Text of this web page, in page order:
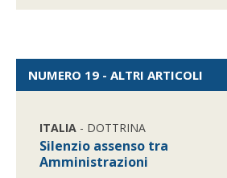
NUMERO 19 - ALTRI ARTICOLI
ITALIA - DOTTRINA
Silenzio assenso tra
Amministrazioni